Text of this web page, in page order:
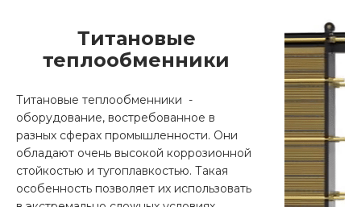
Титановые
теплообменники
Титановые теплообменники -
оборудование, востребованное в
разных сферах промышленности. Они
обладают очень высокой коррозионной
стойкостью и тугоплавкостью. Такая
особенность позволяет их использовать